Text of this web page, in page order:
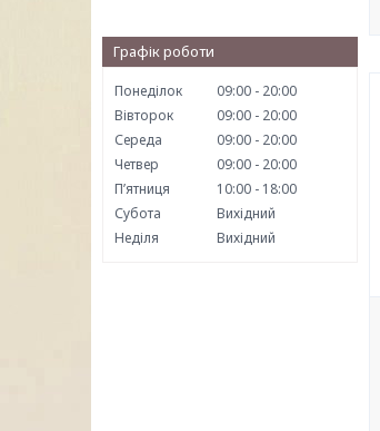
Графік роботи
Понеділок 09:00
20:00
Вівторок
09:00
20:00
Середа
09:00
20:00
Четвер
09:00
20:00
Пʼятниця
10:00
18:00
Субота
Вихідний
Неділя
Вихідний